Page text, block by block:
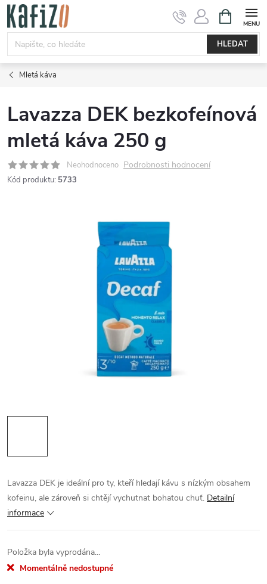
Přejít
obsah
HLEDAT
NÁKUPNÍ
KOŠÍK
Mletá káva
Lavazza DEK bezkofeínová
mletá káva 250 g
Neohodnoceno Podrobnosti hodnocení
Kód produktu: 5733
Lavazza DEK je ideální pro ty, kteří hledají kávu s nízkým obsahem
kofeinu, ale zároveň si chtějí vychutnat bohatou chuť. Detailní
informace
Položka byla vyprodána…
Momentálně nedostupné